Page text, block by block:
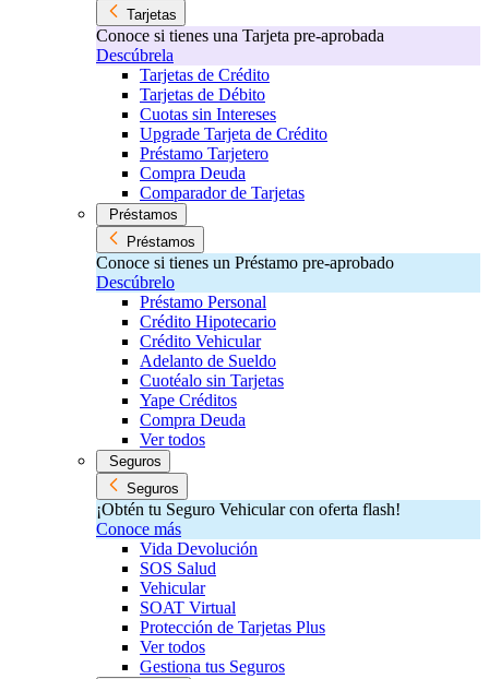
Tarjetas
Conoce si tienes una Tarjeta pre-aprobada
Descúbrela
Tarjetas de Crédito
Tarjetas de Débito
Cuotas sin Intereses
Upgrade Tarjeta de Crédito
Préstamo Tarjetero
Compra Deuda
Comparador de Tarjetas
Préstamos
Préstamos
Conoce si tienes un Préstamo pre-aprobado
Descúbrelo
Préstamo Personal
Crédito Hipotecario
Crédito Vehicular
Adelanto de Sueldo
Cuotéalo sin Tarjetas
Yape Créditos
Compra Deuda
Ver todos
Seguros
Seguros
¡Obtén tu Seguro Vehicular con oferta flash!
Conoce más
Vida Devolución
SOS Salud
Vehicular
SOAT Virtual
Protección de Tarjetas Plus
Ver todos
Gestiona tus Seguros